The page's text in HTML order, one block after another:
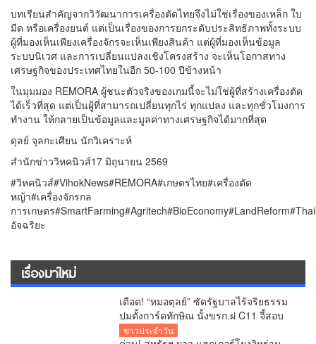
บทเรียนสำคัญจากวิวัฒนาการเครื่องตัดไทยจึงไม่ใช่เรื่องของเหล็ก ใบ
มีด หรือเครื่องยนต์ แต่เป็นเรื่องของการยกระดับประสิทธิภาพทั้งระบบ
ผู้ที่มองเห็นเพียงเครื่องจักรจะเห็นเพียงสินค้า แต่ผู้ที่มองเห็นข้อมูล
ระบบนิเวศ และการเปลี่ยนแปลงเชิงโครงสร้าง จะเห็นโอกาสทาง
เศรษฐกิจของประเทศไทยในอีก 50-100 ปีข้างหน้า
ในมุมมอง REMORA ผู้ชนะตัวจริงของเกมนี้จะไม่ใช่ผู้ที่สร้างเครื่องตัด
ได้เร็วที่สุด แต่เป็นผู้ที่สามารถเปลี่ยนทุกไร่ ทุกแปลง และทุกชั่วโมงการ
ทำงาน ให้กลายเป็นข้อมูลและมูลค่าทางเศรษฐกิจได้มากที่สุด
ดุลย์ จุลกะเศียน นักวิเคราะห์
สำนักข่าววิหคนิวส์17 มิถุนายน 2569
#วิหคนิวส์#VihokNews#REMORA#เกษตรไทย#เครื่องตัด
หญ้า#เครื่องจักรกล
การเกษตร
อัจฉริยะ
เรื่องมาใหม่
เดือด! “หมอตุลย์” ซัดรัฐบาลไร้จริยธรรม
ปมตั้งการ์ดทักษิณ นั้งขรก.ฝ C11 จี้สอบ
ครม. ย้ำกระทบระบบคุณธรรมทั้งประเทศ
ข่าวประจำวัน